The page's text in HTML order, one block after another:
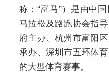
称：“富马”）是由中
马拉松及路跑协会指
府主办、杭州市富阳
承办、深圳市五环体
的大型体育赛事。